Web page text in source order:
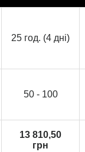
25 год. (4 дні)
50 - 100
13 810,50
грн